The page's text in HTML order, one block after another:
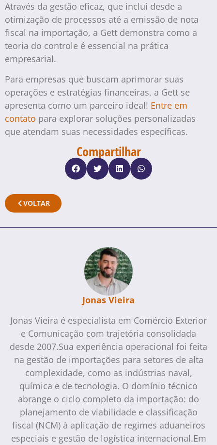
Através da gestão eficaz, que inclui desde a
otimização de processos até a emissão de nota
fiscal na importação, a Gett demonstra como a
teoria do controle é essencial na prática
empresarial.
Para empresas que buscam aprimorar suas
operações e estratégias financeiras, a Gett se
apresenta como um parceiro ideal! Entre em
contato para explorar soluções personalizadas
que atendam suas necessidades específicas.
Compartilhar
VOLTAR
Jonas Vieira
Jonas Vieira é especialista em Comércio Exterior
e Comunicação com trajetória consolidada
desde 2007.Sua experiência operacional foi feita
na gestão de importações para setores de alta
complexidade, como as indústrias naval,
química e de tecnologia. O domínio técnico
abrange o ciclo completo da importação: do
planejamento de viabilidade e classificação
fiscal (NCM) à aplicação de regimes aduaneiros
especiais e gestão de logística internacional.Em